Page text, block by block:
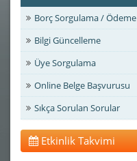
Borç Sorgulama / Ödeme
Bilgi Güncelleme
Üye Sorgulama
Online Belge Başvurusu
Sıkça Sorulan Sorular
Etkinlik Takvimi